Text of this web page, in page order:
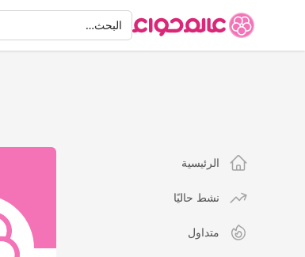
البحثالبحث…
الرئيسية
نشط حاليًا
متداول